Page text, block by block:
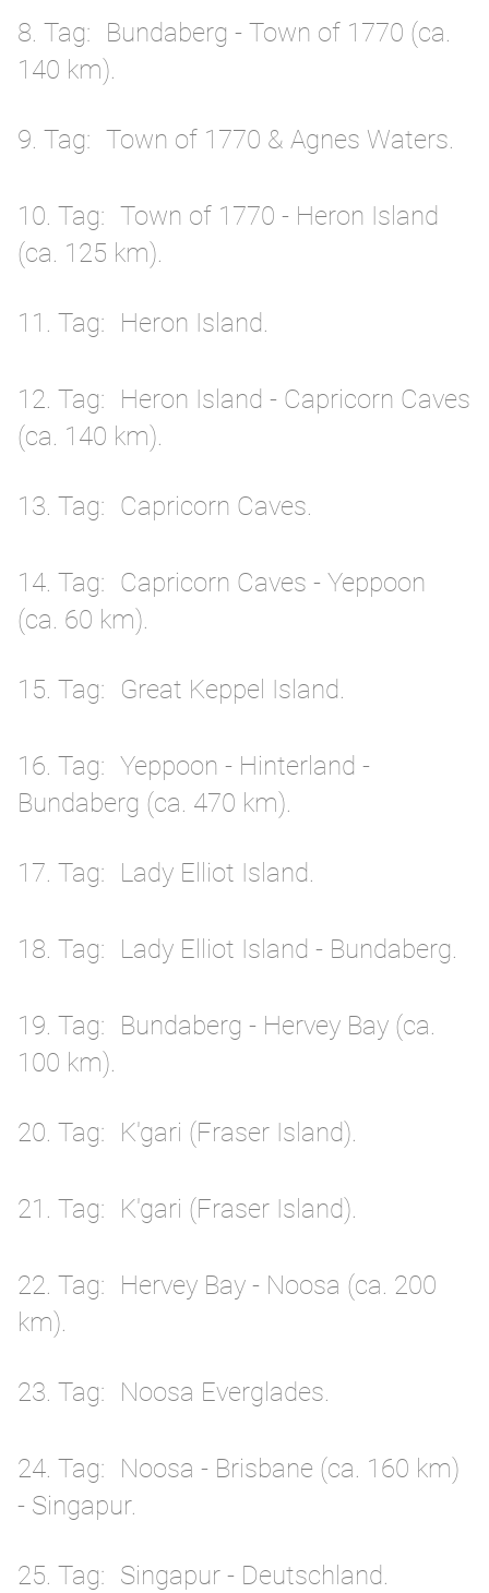
8. Tag
Bundaberg - Town of 1770 (ca.
140 km).
9. Tag Town of 1770 & Agnes Waters.
10. Tag
Town of 1770 - Heron Island
(ca. 125 km).
11. Tag Heron Island.
12. Tag
Heron Island - Capricorn Caves
(ca. 140 km).
13. Tag Capricorn Caves.
14. Tag
Capricorn Caves - Yeppoon
(ca. 60 km).
15. Tag Great Keppel Island.
16. Tag
Yeppoon - Hinterland -
Bundaberg (ca. 470 km).
17. Tag Lady Elliot Island.
18. Tag Lady Elliot Island - Bundaberg.
19. Tag
Bundaberg - Hervey Bay (ca.
100 km).
20. Tag K'gari (Fraser Island).
21. Tag K'gari (Fraser Island).
22. Tag
Hervey Bay - Noosa (ca. 200
km).
23. Tag Noosa Everglades.
24. Tag
Noosa - Brisbane (ca. 160 km)
- Singapur.
25. Tag Singapur - Deutschland.